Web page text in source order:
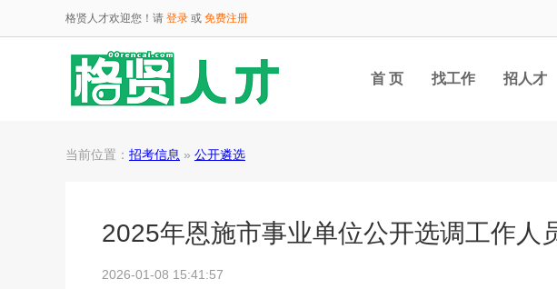
格贤人才欢迎您！请 登录 或 免费注册
首 页 找工作 招人才
当前位置： 招考信息 » 公开遴选
2025年恩施市事业单位公开选调工作人
2026-01-08 15:41:57